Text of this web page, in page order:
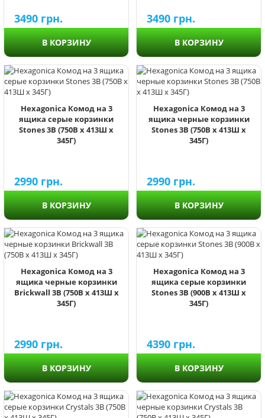
3490 грн.
В КОРЗИНУ
3490 грн.
В КОРЗИНУ
Hexagonica Комод на 3
ящика серые корзинки
Stones 3В (750В х 413Ш х
345Г)
2990 грн.
В КОРЗИНУ
Hexagonica Комод на 3
ящика черные корзинки
Stones 3В (750В х 413Ш х
345Г)
2990 грн.
В КОРЗИНУ
Hexagonica Комод на 3
ящика черные корзинки
Brickwall 3В (750В х 413Ш х
345Г)
2990 грн.
В КОРЗИНУ
Hexagonica Комод на 3
ящика серые корзинки
Stones 3В (900В х 413Ш х
345Г)
4390 грн.
В КОРЗИНУ